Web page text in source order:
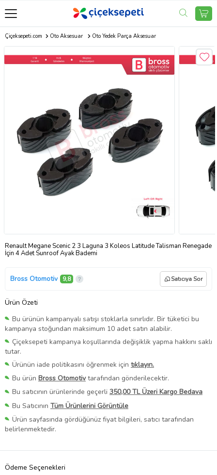
Çiçeksepeti.com Oto Aksesuar Oto Yedek Parça Aksesuar
Renault Megane Scenic 2 3 Laguna 3 Koleos Latitude Talisman Renegade
İçin 4 Adet Sunroof Ayak Bademi
Bross Otomotiv 9,8 Satıcıya Sor
Ürün Özeti
Bu ürünün kampanyalı satışı stoklarla sınırlıdır. Bir tüketici bu
kampanya stoğundan maksimum 10 adet satın alabilir.
Çiçeksepeti kampanya koşullarında değişiklik yapma hakkını saklı
tutar.
Ürünün iade politikasını öğrenmek için tıklayın.
Bu ürün Bross Otomotivtarafından gönderilecektir.
Bu satıcının ürünlerinde geçerli 350,00 TL Üzeri Kargo Bedava
Bu Satıcının Tüm Ürünlerini Görüntüle
Ürün sayfasında gördüğünüz fiyat bilgileri, satıcı tarafından
belirlenmektedir.
Ödeme Seçenekleri